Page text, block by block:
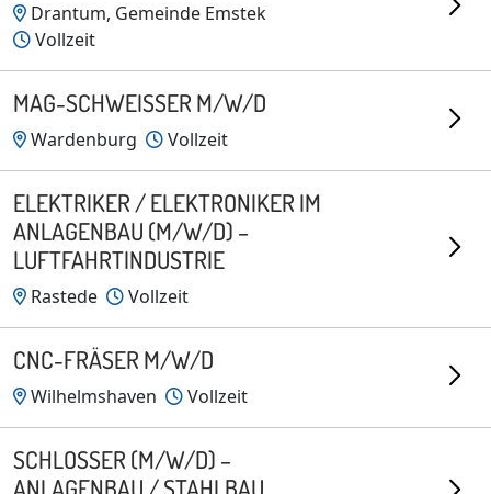
Drantum, Gemeinde Emstek
Vollzeit
MAG-SCHWEISSER M/W/D
Wardenburg Vollzeit
ELEKTRIKER / ELEKTRONIKER IM
ANLAGENBAU (M/W/D) –
LUFTFAHRTINDUSTRIE
Rastede Vollzeit
CNC-FRÄSER M/W/D
Wilhelmshaven Vollzeit
SCHLOSSER (M/W/D) –